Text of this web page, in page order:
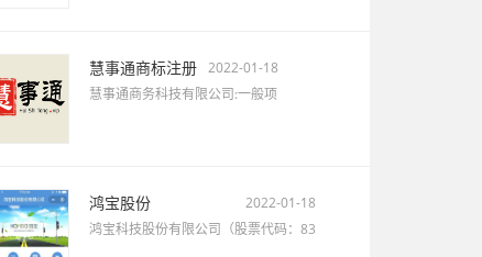
慧事通商标注册 2022-01-18
慧事通商务科技有限公司:一般项
鸿宝股份
2022-01-18
鸿宝科技股份有限公司（股票代码：83